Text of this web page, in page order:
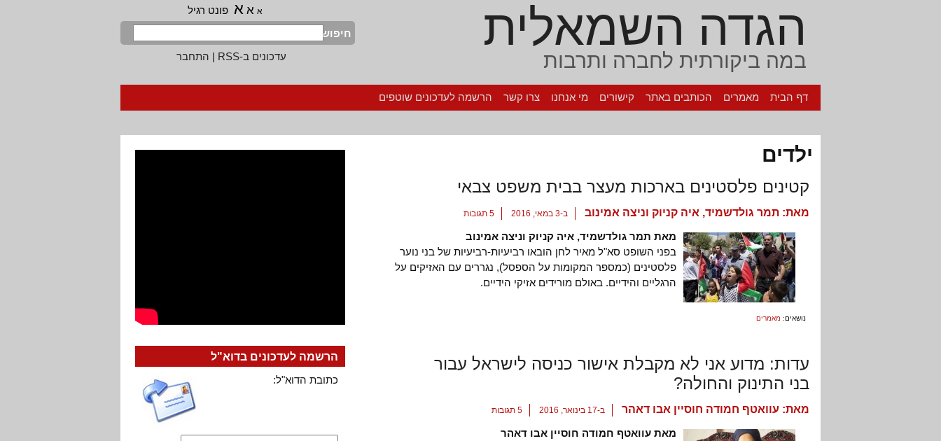
הגדה השמאלית
במה ביקורתית לחברה ותרבות
א א א פונט רגיל
חיפוש
עדכונים ב-RSS
| התחבר
דף הבית מאמרים הכותבים באתר קישורים מי אנחנו צרו קשר הרשמה לעדכונים שוטפים
ילדים
קטינים פלסטינים בארכות מעצר בבית משפט צבאי
מאת: תמר גולדשמיד, איה קניוק וניצה אמינוב ב-3 במאי, 2016 5 תגובות
מאת תמר גולדשמיד, איה קניוק וניצה אמינוב
בפני השופט סא"ל מאיר לחן הובאו רביעיות-רביעיות של בני נוער
פלסטינים (כמספר המקומות על הספסל), נגררים עם האזיקים על
הרגליים והידיים. באולם מורידים אזיקי הידיים.
נושאים: מאמרים
עדות: מדוע אני לא מקבלת אישור כניסה לישראל עבור
בני התינוק והחולה?
מאת: עוואטף חמודה חוסיין אבו דאהר ב-17 בינואר, 2016 5 תגובות
מאת עוואטף חמודה חוסיין אבו דאהר
הרשמה לעדכונים בדוא"ל
כתובת הדוא"ל: